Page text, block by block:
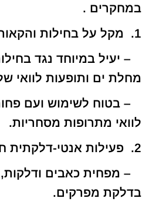
במחקרים .
1. מקל על בחילות והקאות.
– יעיל במיוחד נגד
מחלת ים ותופעות לוואי
– בטוח לשימוש ועם
לוואי מתרופות מסחריות.
2. פעילות אנטי-דלקתית חזקה.
– מפחית כאבים
בדלקת מפרקים.